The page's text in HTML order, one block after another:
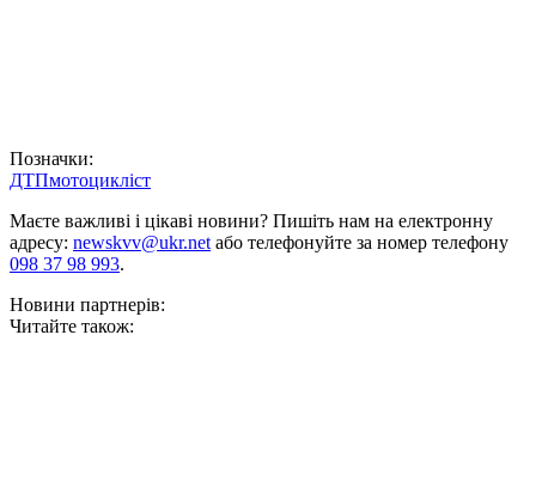
Позначки:
ДТПмотоцикліст
Маєте важливі і цікаві новини? Пишіть нам на електронну
адресу: newskvv@ukr.net або телефонуйте за номер телефону
098 37 98 993.
Новини партнерів:
Читайте також: